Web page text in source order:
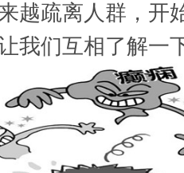
越疏离人群，开
我们互相了解一